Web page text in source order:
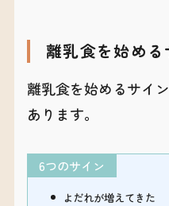
離乳食を始める
離乳食を始めるサイ
あります。
6つのサイン
よだれが増えてきた